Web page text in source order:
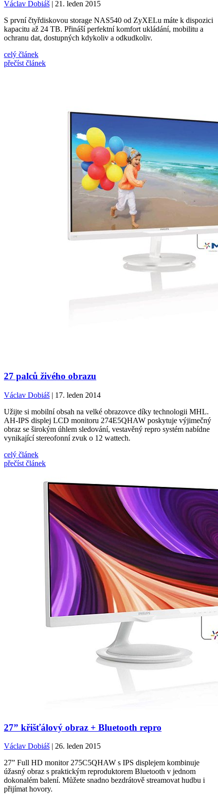
Václav Dobiáš | 21. leden 2015
S první čtyřdiskovou storage NAS540 od ZyXELu máte k dispozici
kapacitu až 24 TB. Přináší perfektní komfort ukládání, mobilitu a
ochranu dat, dostupných kdykoliv a odkudkoliv.
celý článek
přečíst článek
27 palců živého obrazu
Václav Dobiáš | 17. leden 2014
Užijte si mobilní obsah na velké obrazovce díky technologii MHL.
AH-IPS displej LCD monitoru 274E5QHAW poskytuje výjimečný
obraz se širokým úhlem sledování, vestavěný repro systém nabídne
vynikající stereofonní zvuk o 12 wattech.
celý článek
přečíst článek
27” křišťálový obraz + Bluetooth repro
Václav Dobiáš | 26. leden 2015
27” Full HD monitor 275C5QHAW s IPS displejem kombinuje
úžasný obraz s praktickým reproduktorem Bluetooth v jednom
dokonalém balení. Můžete snadno bezdrátově streamovat hudbu i
přijímat hovory.